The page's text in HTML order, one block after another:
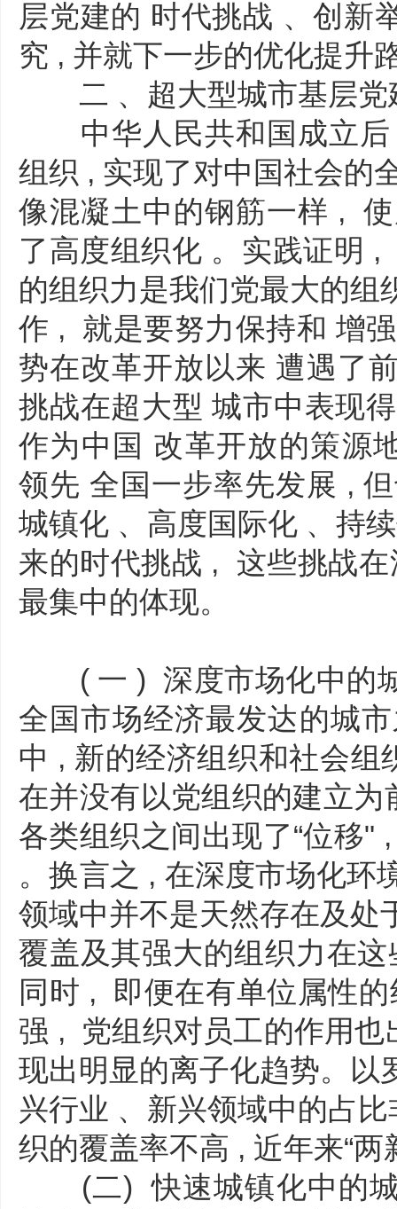
层党建的 时代挑战 、创新
究 , 并就下一步的优化提升
二 、超大型城市基层党
中华人民共和国成立后
组织 , 实现了对中国社会的
像混凝土中的钢筋一样 ,
了高度组织化 。实践证明
的组织力是我们党最大的组
作 , 就是要努力保持和 增
势在改革开放以来 遭遇了
挑战在超大型 城市中表现
作为中国 改革开放的策源
领先 全国一步率先发展 ,
城镇化 、高度国际化 、持
来的时代挑战 , 这些挑战
最集中的体现。
( 一 ) 深度市场化中的城
全国市场经济最发达的城
中 , 新的经济组织和社会组
在并没有以党组织的建立
各类组织之间出现了“位移
。换言之 , 在深度市场化
领域中并不是天然存在及
覆盖及其强大的组织力在
同时 , 即便在有单位属性
强 , 党组织对员工的作用也
现出明显的离子化趋势。
兴行业 、新兴领域中的占
织的覆盖率不高 , 近年来“
(二) 快速城镇化中的城